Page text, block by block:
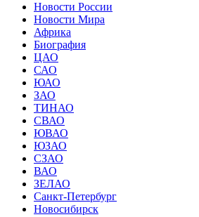
Новости России
Новости Мира
Африка
Биография
ЦАО
САО
ЮАО
ЗАО
ТИНАО
СВАО
ЮВАО
ЮЗАО
СЗАО
ВАО
ЗЕЛАО
Санкт-Петербург
Новосибирск